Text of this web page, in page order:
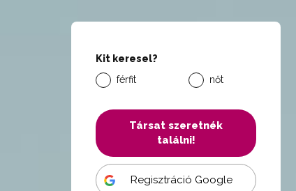
Kit keresel?
férfit
nőt
Társat szeretnék
találni!
Regisztráció Google